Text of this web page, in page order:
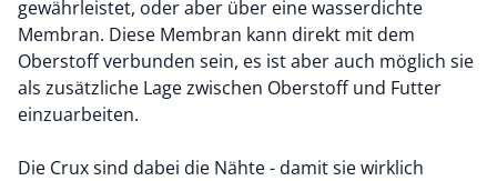
gewährleistet, oder aber über eine wasserdichte
Membran. Diese Membran kann direkt mit dem
Oberstoff verbunden sein, es ist aber auch möglich sie
als zusätzliche Lage zwischen Oberstoff und Futter
einzuarbeiten.
Die Crux sind dabei die Nähte - damit sie wirklich